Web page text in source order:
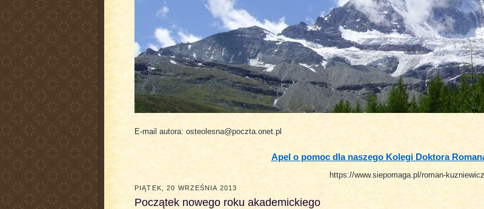
E-mail autora: osteolesna@poczta.onet.pl
Apel o pomoc dla naszego Kolegi Doktora
https://www.siepomaga.pl/roman-kuzniewicz
PIĄTEK, 20 WRZEŚNIA 2013
Początek nowego roku akademickiego